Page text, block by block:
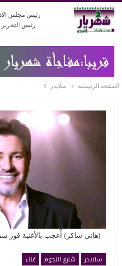
رئيس مجلس
رئيس التحرير
الصفحة الرئيسية سلايدر
(هاني شاكر) أُعجب بالأغنية فور
سلايدر شارع النجوم
غناء